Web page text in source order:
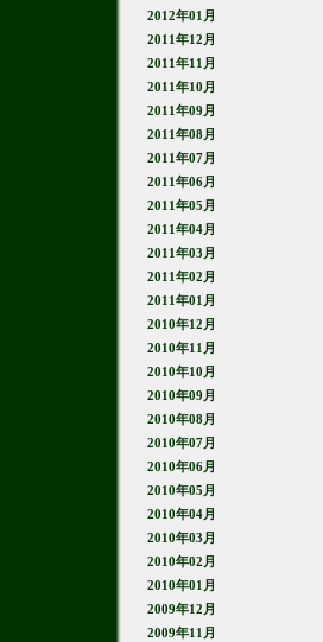
2012年01月
2011年12月
2011年11月
2011年10月
2011年09月
2011年08月
2011年07月
2011年06月
2011年05月
2011年04月
2011年03月
2011年02月
2011年01月
2010年12月
2010年11月
2010年10月
2010年09月
2010年08月
2010年07月
2010年06月
2010年05月
2010年04月
2010年03月
2010年02月
2010年01月
2009年12月
2009年11月